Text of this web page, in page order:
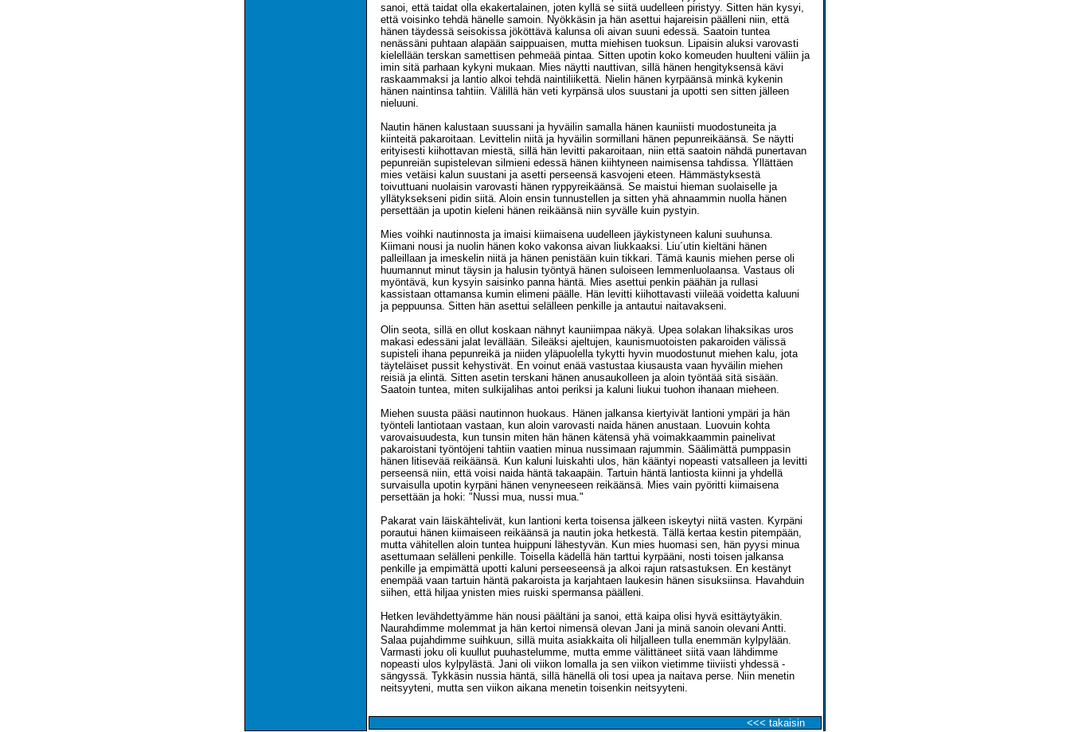
sanoi, että taidat olla ekakertalainen, joten kyllä se siitä uudelleen piristyy. Sitten hän kysyi,
että voisinko tehdä hänelle samoin. Nyökkäsin ja hän asettui hajareisin päälleni niin, että
hänen täydessä seisokissa jököttävä kalunsa oli aivan suuni edessä. Saatoin tuntea
nenässäni puhtaan alapään saippuaisen, mutta miehisen tuoksun. Lipaisin aluksi varovasti
kielellään terskan samettisen pehmeää pintaa. Sitten upotin koko komeuden huulteni väliin ja
imin sitä parhaan kykyni mukaan. Mies näytti nauttivan, sillä hänen hengityksensä kävi
raskaammaksi ja lantio alkoi tehdä naintiliikettä. Nielin hänen kyrpäänsä minkä kykenin
hänen naintinsa tahtiin. Välillä hän veti kyrpänsä ulos suustani ja upotti sen sitten jälleen
nieluuni.
Nautin hänen kalustaan suussani ja hyväilin samalla hänen kauniisti muodostuneita ja
kiinteitä pakaroitaan. Levittelin niitä ja hyväilin sormillani hänen pepunreikäänsä. Se näytti
erityisesti kiihottavan miestä, sillä hän levitti pakaroitaan, niin että saatoin nähdä punertavan
pepunreiän supistelevan silmieni edessä hänen kiihtyneen naimisensa tahdissa. Yllättäen
mies vetäisi kalun suustani ja asetti perseensä kasvojeni eteen. Hämmästyksestä
toivuttuani nuolaisin varovasti hänen ryppyreikäänsä. Se maistui hieman suolaiselle ja
yllätyksekseni pidin siitä. Aloin ensin tunnustellen ja sitten yhä ahnaammin nuolla hänen
persettään ja upotin kieleni hänen reikäänsä niin syvälle kuin pystyin.
Mies voihki nautinnosta ja imaisi kiimaisena uudelleen jäykistyneen kaluni suuhunsa.
Kiimani nousi ja nuolin hänen koko vakonsa aivan liukkaaksi. Liu´utin kieltäni hänen
palleillaan ja imeskelin niitä ja hänen penistään kuin tikkari. Tämä kaunis miehen perse oli
huumannut minut täysin ja halusin työntyä hänen suloiseen lemmenluolaansa. Vastaus oli
myöntävä, kun kysyin saisinko panna häntä. Mies asettui penkin päähän ja rullasi
kassistaan ottamansa kumin elimeni päälle. Hän levitti kiihottavasti viileää voidetta kaluuni
ja peppuunsa. Sitten hän asettui selälleen penkille ja antautui naitavakseni.
Olin seota, sillä en ollut koskaan nähnyt kauniimpaa näkyä. Upea solakan lihaksikas uros
makasi edessäni jalat levällään. Sileäksi ajeltujen, kaunismuotoisten pakaroiden välissä
supisteli ihana pepunreikä ja niiden yläpuolella tykytti hyvin muodostunut miehen kalu, jota
täyteläiset pussit kehystivät. En voinut enää vastustaa kiusausta vaan hyväilin miehen
reisiä ja elintä. Sitten asetin terskani hänen anusaukolleen ja aloin työntää sitä sisään.
Saatoin tuntea, miten sulkijalihas antoi periksi ja kaluni liukui tuohon ihanaan mieheen.
Miehen suusta pääsi nautinnon huokaus. Hänen jalkansa kiertyivät lantioni ympäri ja hän
työnteli lantiotaan vastaan, kun aloin varovasti naida hänen anustaan. Luovuin kohta
varovaisuudesta, kun tunsin miten hän hänen kätensä yhä voimakkaammin painelivat
pakaroistani työntöjeni tahtiin vaatien minua nussimaan rajummin. Säälimättä pumppasin
hänen litisevää reikäänsä. Kun kaluni luiskahti ulos, hän kääntyi nopeasti vatsalleen ja levitti
perseensä niin, että voisi naida häntä takaapäin. Tartuin häntä lantiosta kiinni ja yhdellä
survaisulla upotin kyrpäni hänen venyneeseen reikäänsä. Mies vain pyöritti kiimaisena
persettään ja hoki: "Nussi mua, nussi mua."
Pakarat vain läiskähtelivät, kun lantioni kerta toisensa jälkeen iskeytyi niitä vasten. Kyrpäni
porautui hänen kiimaiseen reikäänsä ja nautin joka hetkestä. Tällä kertaa kestin pitempään,
mutta vähitellen aloin tuntea huippuni lähestyvän. Kun mies huomasi sen, hän pyysi minua
asettumaan selälleni penkille. Toisella kädellä hän tarttui kyrpääni, nosti toisen jalkansa
penkille ja empimättä upotti kaluni perseeseensä ja alkoi rajun ratsastuksen. En kestänyt
enempää vaan tartuin häntä pakaroista ja karjahtaen laukesin hänen sisuksiinsa. Havahduin
siihen, että hiljaa ynisten mies ruiski spermansa päälleni.
Hetken levähdettyämme hän nousi päältäni ja sanoi, että kaipa olisi hyvä esittäytyäkin.
Naurahdimme molemmat ja hän kertoi nimensä olevan Jani ja minä sanoin olevani Antti.
Salaa pujahdimme suihkuun, sillä muita asiakkaita oli hiljalleen tulla enemmän kylpylään.
Varmasti joku oli kuullut puuhastelumme, mutta emme välittäneet siitä vaan lähdimme
nopeasti ulos kylpylästä. Jani oli viikon lomalla ja sen viikon vietimme tiiviisti yhdessä -
sängyssä. Tykkäsin nussia häntä, sillä hänellä oli tosi upea ja naitava perse. Niin menetin
neitsyyteni, mutta sen viikon aikana menetin toisenkin neitsyyteni.
<<< takaisin